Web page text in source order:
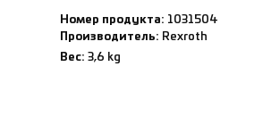
Номер продукта: 1031504
Производитель: Rexroth
Вес: 3,6 kg